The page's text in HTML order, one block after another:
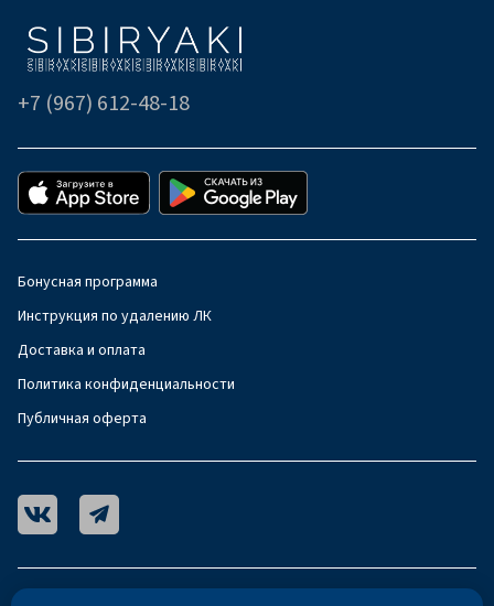
+7 (967) 612-48-18
Бонусная программа
Инструкция по удалению ЛК
Доставка и оплата
Политика конфиденциальности
Публичная оферта